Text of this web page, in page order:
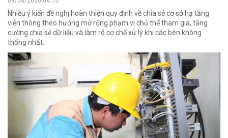
Nhiều ý kiến đề nghị hoàn thiện quy định về chia sẻ cơ sở hạ tầng
viễn thông theo hướng mở rộng phạm vi chủ thể tham gia, tăng
cường chia sẻ dữ liệu và làm rõ cơ chế xử lý khi các bên không
thống nhất.